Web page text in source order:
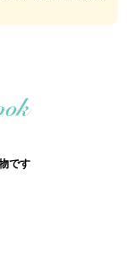
です